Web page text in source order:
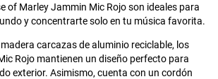
of Marley Jammin Mic Rojo son ideales para
y concentrarte solo en tu música favorita.
carcazas de aluminio reciclable, los
Rojo mantienen un diseño perfecto para
exterior. Asimismo, cuenta con un cordón